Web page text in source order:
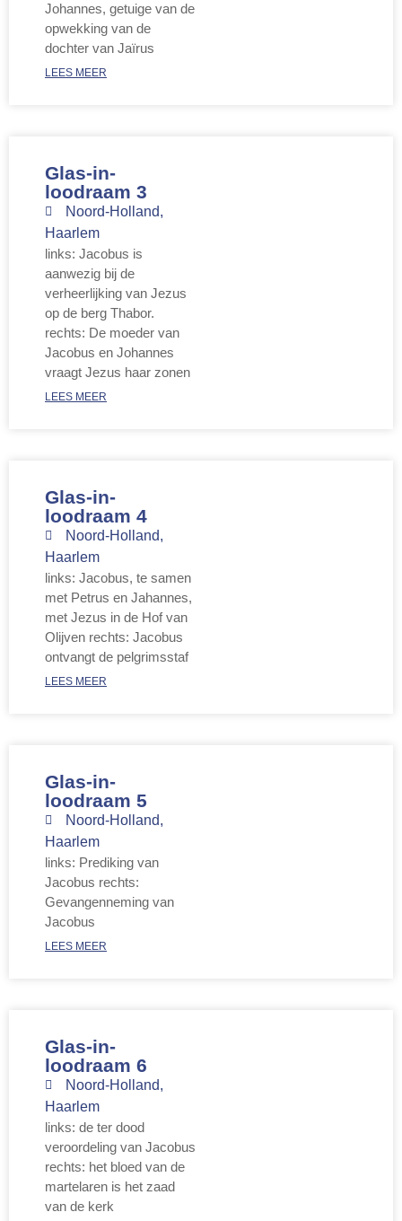
Johannes, getuige van de
opwekking van de
dochter van Jaïrus
LEES MEER
Glas-in-
loodraam 3
Noord-Holland,
Haarlem
links: Jacobus is
aanwezig bij de
verheerlijking van Jezus
op de berg Thabor.
rechts: De moeder van
Jacobus en Johannes
vraagt Jezus haar zonen
LEES MEER
Glas-in-
loodraam 4
Noord-Holland,
Haarlem
links: Jacobus, te samen
met Petrus en Jahannes,
met Jezus in de Hof van
Olijven rechts: Jacobus
ontvangt de pelgrimsstaf
LEES MEER
Glas-in-
loodraam 5
Noord-Holland,
Haarlem
links: Prediking van
Jacobus rechts:
Gevangenneming van
Jacobus
LEES MEER
Glas-in-
loodraam 6
Noord-Holland,
Haarlem
links: de ter dood
veroordeling van Jacobus
rechts: het bloed van de
martelaren is het zaad
van de kerk